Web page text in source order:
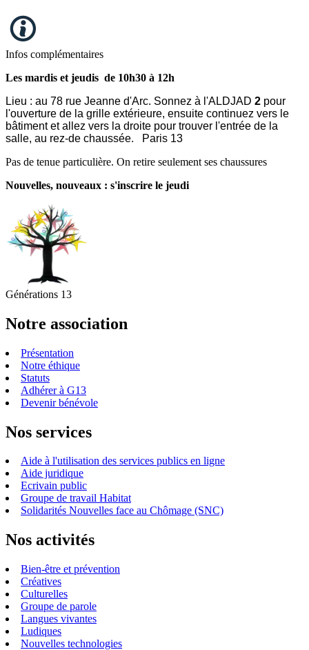
Infos complémentaires
Les mardis et jeudis de 10h30 à 12h
Lieu : au 78 rue Jeanne d'Arc. Sonnez à l'ALDJAD 2 pour
l'ouverture de la grille extérieure, ensuite continuez vers le
bâtiment et allez vers la droite pour trouver l'entrée de la
salle, au rez-de chaussée. Paris 13
Pas de tenue particulière. On retire seulement ses chaussures
Nouvelles, nouveaux : s'inscrire le jeudi
Générations 13
Notre association
Présentation
Notre éthique
Statuts
Adhérer à G13
Devenir bénévole
Nos services
Aide à l'utilisation des services publics en ligne
Aide juridique
Ecrivain public
Groupe de travail Habitat
Solidarités Nouvelles face au Chômage (SNC)
Nos activités
Bien-être et prévention
Créatives
Culturelles
Groupe de parole
Langues vivantes
Ludiques
Nouvelles technologies